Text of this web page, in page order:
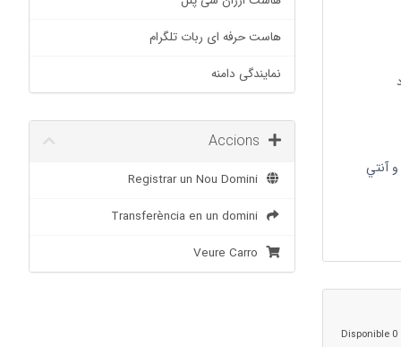
هاست حرفه ای ربات تلگرام
نمایندگی دامنه
آنتي
0 Disponible